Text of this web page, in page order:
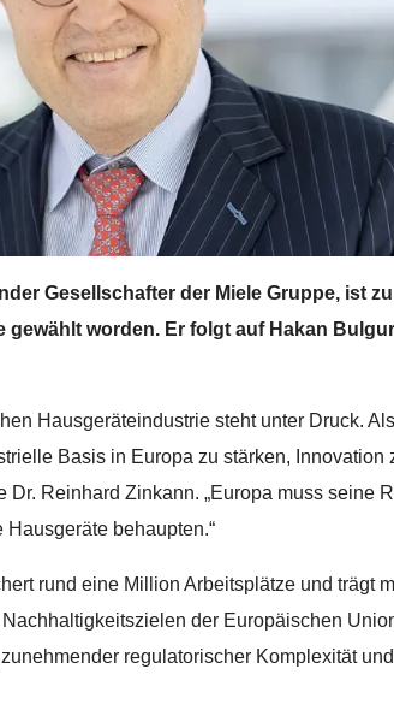
Gesellschafter der Miele Gruppe, ist
gewählt worden. Er folgt auf Hakan
Hausgeräteindustrie steht unter Druck.
Basis in Europa zu stärken, Innovation
Dr. Reinhard Zinkann. „Europa muss seine
behaupten.“
rund eine Million Arbeitsplätze und trägt
der Europäischen
regulatorischer Komplexität